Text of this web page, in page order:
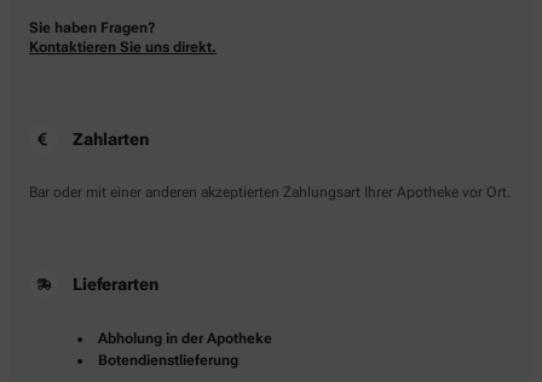
Sie haben Fragen?
Kontaktieren Sie uns direkt.
Zahlarten
Bar oder mit einer anderen akzeptierten Zahlungsart Ihrer Apotheke vor Ort.
Lieferarten
Abholung in der Apotheke
Botendienstlieferung